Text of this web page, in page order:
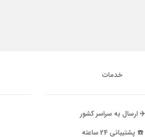
خدمات
✈️ ارسال به سراسر کشور
☎️ پشتیبانی 24 ساعته